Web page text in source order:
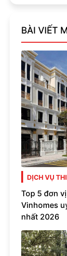
BÀI VIẾT
DỊCH VỤ
Top 5 đơn
Vinhomes
nhất 2026